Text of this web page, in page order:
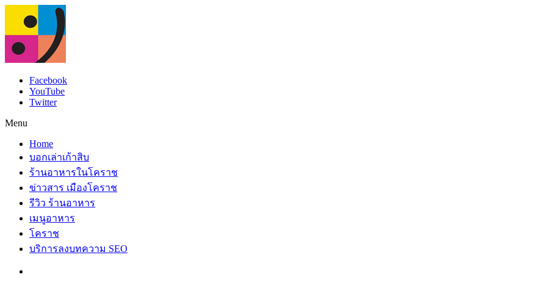
Facebook
YouTube
Twitter
Menu
Home
บอกเล่าเก้าสิบ
ร้านอาหารในโคราช
ข่าวสาร เมืองโคราช
รีวิว ร้านอาหาร
เมนูอาหาร
โคราช
บริการลงบทความ SEO